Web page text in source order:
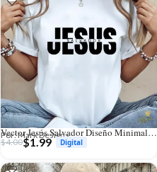
Vector Jesús Salvador Diseño Minimalista Tipográfico para Sublimación
Por: Mark Designs
$4.00$1.99